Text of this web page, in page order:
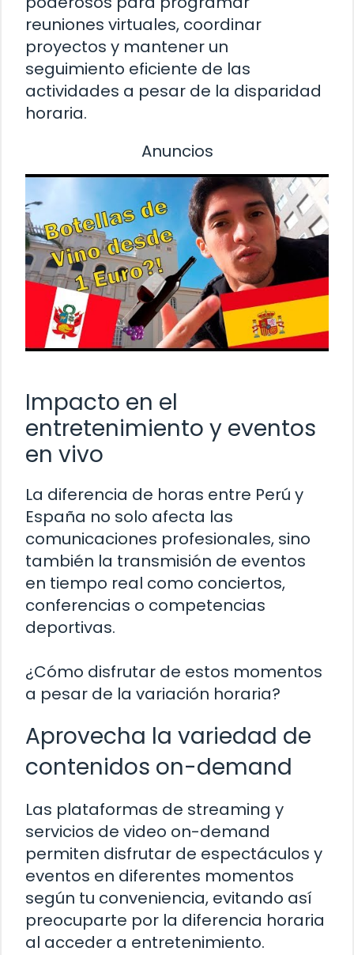
reuniones virtuales, coordinar
proyectos y mantener un
seguimiento eficiente de las
actividades a pesar de la disparidad
horaria.
Anuncios
Impacto en el
entretenimiento y eventos
en vivo
La diferencia de horas entre Perú y
España no solo afecta las
comunicaciones profesionales, sino
también la transmisión de eventos
en tiempo real como conciertos,
conferencias o competencias
deportivas.
¿Cómo disfrutar de estos momentos
a pesar de la variación horaria?
Aprovecha la variedad de
contenidos on-demand
Las plataformas de streaming y
servicios de video on-demand
permiten disfrutar de espectáculos y
eventos en diferentes momentos
según tu conveniencia, evitando así
preocuparte por la diferencia horaria
al acceder a entretenimiento.